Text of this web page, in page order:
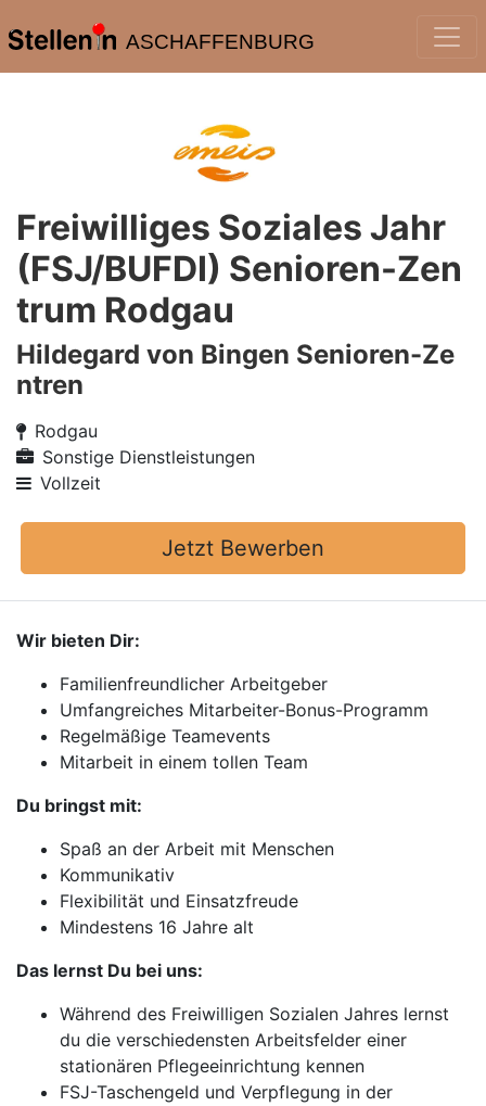
ASCHAFFENBURG
Freiwilliges Soziales Jahr
(FSJ/BUFDI) Senioren-Zen
trum Rodgau
Hildegard von Bingen Senioren-Ze
ntren
Rodgau
Sonstige Dienstleistungen
Vollzeit
Jetzt Bewerben
Wir bieten Dir:
Familienfreundlicher Arbeitgeber
Umfangreiches Mitarbeiter-Bonus-Programm
Regelmäßige Teamevents
Mitarbeit in einem tollen Team
Du bringst mit:
Spaß an der Arbeit mit Menschen
Kommunikativ
Flexibilität und Einsatzfreude
Mindestens 16 Jahre alt
Das lernst Du bei uns:
Während des Freiwilligen Sozialen Jahres lernst
du die verschiedensten Arbeitsfelder einer
stationären Pflegeeinrichtung kennen
FSJ-Taschengeld und Verpflegung in der